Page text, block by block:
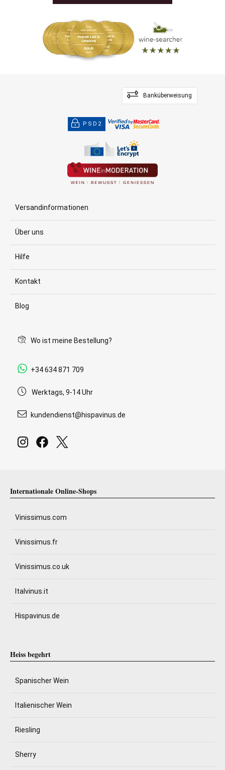
Banküberweisung
PSD2
Versandinformationen
Über uns
Hilfe
Kontakt
Blog
Wo ist meine Bestellung?
+34 634 871 709
Werktags, 9-14 Uhr
kundendienst@hispavinus.de
Internationale Online-Shops
Vinissimus.com
Vinissimus.fr
Vinissimus.co.uk
Italvinus.it
Hispavinus.de
Heiss begehrt
Spanischer Wein
Italienischer Wein
Riesling
Sherry